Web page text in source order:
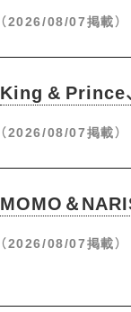
（2026/08/07掲載）
King & Prince
（2026/08/07掲載）
MOMO＆
（2026/08/07掲載）